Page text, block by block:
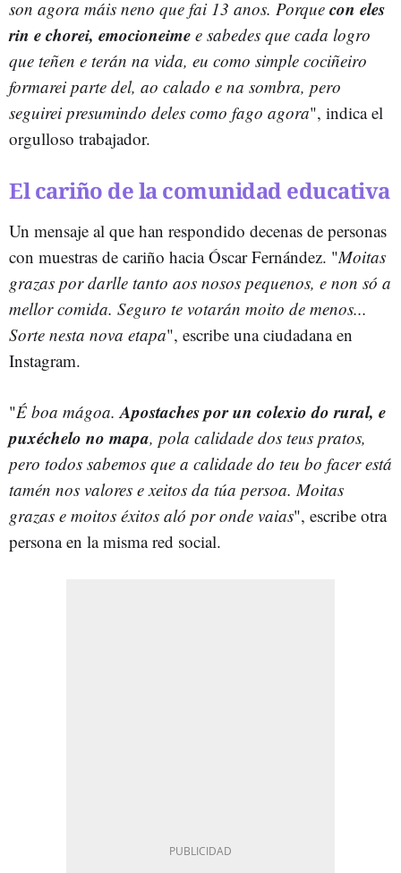
son agora máis neno que fai 13 anos. Porque con eles
rin e chorei, emocioneime e sabedes que cada logro
que teñen e terán na vida, eu como simple cociñeiro
formarei parte del, ao calado e na sombra, pero
seguirei presumindo deles como fago agora", indica el
orgulloso trabajador.
El cariño de la comunidad educativa
Un mensaje al que han respondido decenas de personas
con muestras de cariño hacia Óscar Fernández. "Moitas
grazas por darlle tanto aos nosos pequenos, e non só a
mellor comida. Seguro te votarán moito de menos...
Sorte nesta nova etapa", escribe una ciudadana en
Instagram.
"É boa mágoa. Apostaches por un colexio do rural, e
puxéchelo no mapa, pola calidade dos teus pratos,
pero todos sabemos que a calidade do teu bo facer está
tamén nos valores e xeitos da túa persoa. Moitas
grazas e moitos éxitos aló por onde vaias", escribe otra
persona en la misma red social.